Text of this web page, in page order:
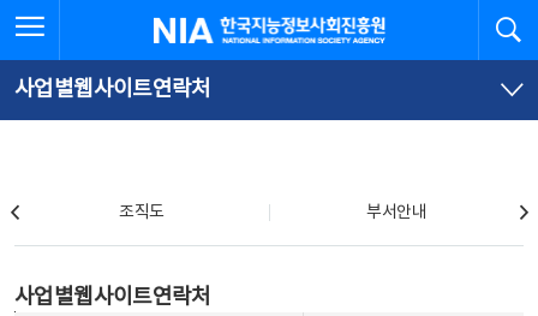
문
로
가
체
뉴
바
가
한국지능정보사회진흥원
사업별웹사이트연락처
조직도 부서안내
사업별웹사이트연락처